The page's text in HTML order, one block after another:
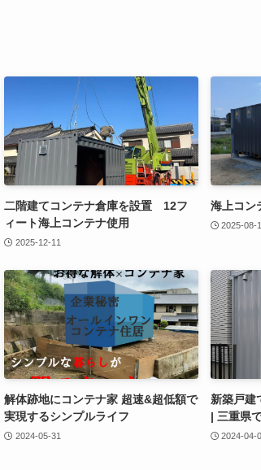
二階建てコンテナ倉庫を設置 12フ
ィート海上コンテナ使用
2025-12-11
海上コン
2025-08-
解体跡地にコンテナ家 超速&超低額で
実現するシンプルライフ
2024-05-31
新築戸建
| 三重県
2024-04-